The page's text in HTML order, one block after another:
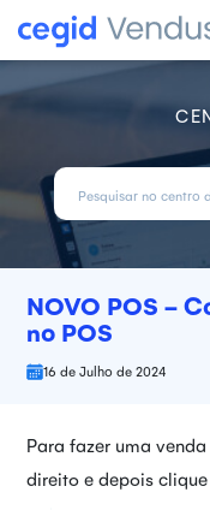
NOVO POS -
no POS
16 de Julho de 2024
Para fazer uma
direito e depois